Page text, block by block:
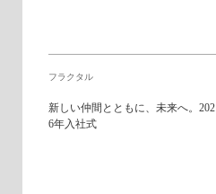
フラクタル
新しい仲間とともに、未来へ。202
6年入社式